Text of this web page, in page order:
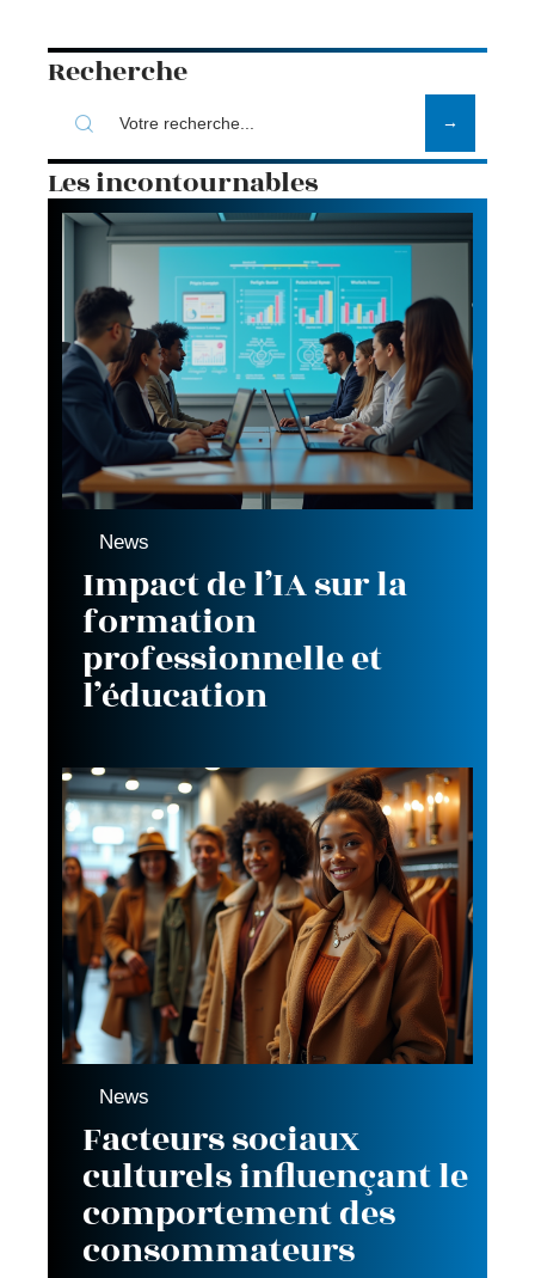
Recherche
Les incontournables
News
Impact de l’IA sur la
formation
professionnelle et
l’éducation
News
Facteurs sociaux
culturels influençant le
comportement des
consommateurs